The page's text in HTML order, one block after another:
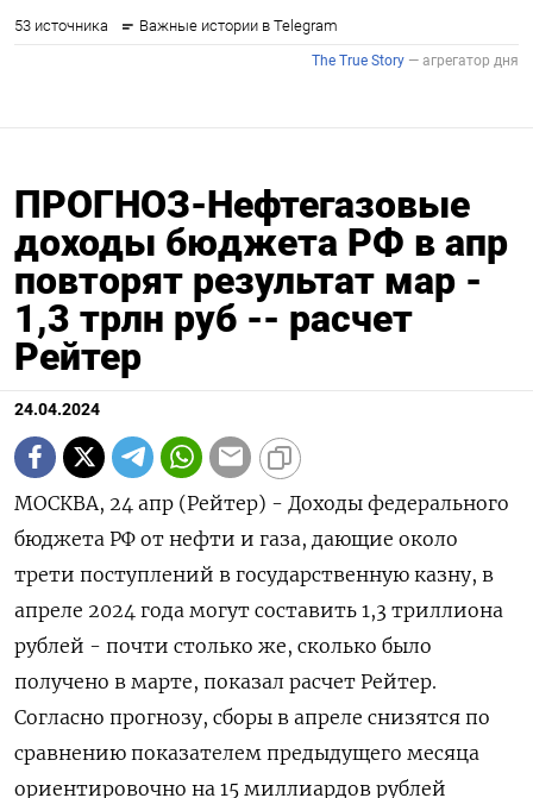
ПРОГНОЗ-Нефтегазовые
доходы бюджета РФ в апр
повторят результат мар -
1,3 трлн руб -- расчет
Рейтер
24.04.2024
МОСКВА, 24 апр (Рейтер) - Доходы федерального бюджета РФ от нефти и газа, дающие около трети поступлений в государственную казну, в апреле 2024 года могут составить 1,3 триллиона рублей - почти столько же, сколько было получено в марте, показал расчет Рейтер. Согласно прогнозу, сборы в апреле снизятся по сравнению показателем предыдущего месяца ориентировочно на 15 миллиардов рублей (-1,2%) до 1,292 триллиона рублей против 1,308 триллиона рублей в марте текущего года и 0,648 триллиона рублей в апреле 2023-го. Фактические данные о нефтегазовых доходах бюджета за апрель Минфин опубликует в начале мая 2024 года. В апреле ожидается повышение сборов по нефтяному налогу на добычу полезных ископаемых (НДПИ) по сравнению с мартом на 0,107 триллиона рублей, однако указанный прирост будет нивелирован, как ожидается, уменьшением на 0,113 триллиона рублей сборов по налогу на дополнительный доход (НДД) за первый квартал 2024 года по сравнению с НДД за четвертый квартал 2023 года, уплаченному в марте. Кроме того, снижению поступлений будет способствовать увеличение расходов на компенсации нефтепереработчикам: сумма субсидий по обратному акцизу на нефтяное сырьё, демпфирующую и инвестиционную надбавки к нему в апреле вырастет на 0,035 триллиона рублей по сравнению с мартом. При формировании российского бюджета на 2024 год нефтегазовые доходы прогнозировались в размере 11,504 триллиона рублей (в среднем около 959 миллиардов в месяц) или 32,8% от общих ожидаемых поступлений в бюджет в размере 35,065 триллиона рублей. Сумма сборов по нефтяному НДПИ за 2024 год прогнозировалась в размере 9,733 триллиона рублей, НДД - 2,193 триллиона рублей. Суммы по нефтегазовым налогам в составе единого налогового платежа (ЕНП) должны быть уплачены не позднее 28 апреля. Ниже приводятся сведения о фактических нефтегазовых доходах федерального бюджета РФ за период январь-март 2024 года (по данным Минфина), а также предварительная оценка Рейтер налоговых поступлений в апреле 2024 года (в миллиардах рублей): Показатели янв 24 фев 24 мар 24 * Сумма апр/мар апр/мар апр апр янв-апр янв-апр АПРЕЛЬ 24г янв-апр 24г 24г, +/- 24г, % 24г/23г, 24г/23г, 24г/23г, 24г/23г, +/- % +/- % Нефтегазовые доходы, всего 675,2 945,6 1.307,5 4.220,3 -15,5 -1,2 644,5 99,5 1.937,9 84,9 1.292,0 Налог на добычу полезных ископаемых (НДПИ) 878,4 1.213,7 995,0 4.204,6 122,5 12,3 518,3 86,5 1.961,3 87,4 1.117,5 Нефть 715,7 1.022,3 803,1 3.451,1 106,9 13,3 461,2 102,8 1.720,4 99,4 910,0 Газ 113,7 135,2 136,8 533,7 11,2 8,2 28,3 23,6 141,6 36,1 148,0 Газовый конденсат 49,0 56,2 55,1 219,8 4,4 8,0 28,7 93,2 99,2 82,3 59,5 Экспортная пошлина 68,5 8,6 36,5 159,6 9,5 26,0 -11,1 -19,4 -109,5 -40,7 46,0 Нефть 6,2 -5,7 -1,7 -1,2 1,7 -100,0 -18,0 -100,0 -65,9 -101,9 0,0 Газ 60,2 16,1 41,6 163,9 4,4 10,6 15,0 48,4 -8,9 -5,2 46,0 Нефтепродукты 2,1 -1,7 -3,3 -2,9 3,3 -100,0 -8,1 -100,0 -34,6 -109,1 0,0 Налог на дополнительный доход (НДД) -0,1 -0,4 587,5 1.062,0 -113 -19,1 289,6 156,2 665,3 167,7 475,0 Акциз на нефтяное сырье** (без Кдемп и Кинв) -111,0 -133,0 -131,8 -520,8 -13,2 10,0 -65,7 82,8 -283,1 119,1 -145,0